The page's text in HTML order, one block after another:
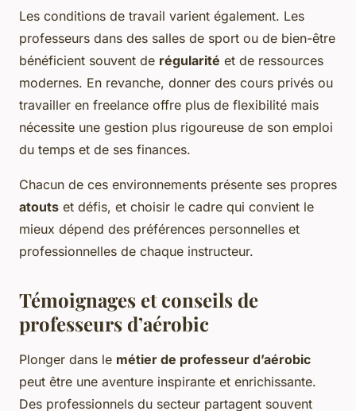
Les conditions de travail varient également. Les
professeurs dans des salles de sport ou de bien-être
bénéficient souvent de régularité et de ressources
modernes. En revanche, donner des cours privés ou
travailler en freelance offre plus de flexibilité mais
nécessite une gestion plus rigoureuse de son emploi
du temps et de ses finances.
Chacun de ces environnements présente ses propres
atouts et défis, et choisir le cadre qui convient le
mieux dépend des préférences personnelles et
professionnelles de chaque instructeur.
Témoignages et conseils de
professeurs d’aérobic
Plonger dans le métier de professeur d’aérobic
peut être une aventure inspirante et enrichissante.
Des professionnels du secteur partagent souvent